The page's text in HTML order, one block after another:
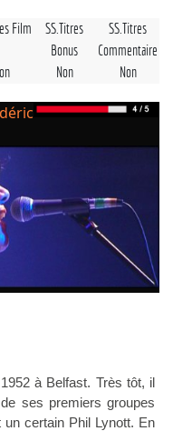
Film
SS.Titres
Bonus
SS.Titres
Commentaire
Non Non
à Belfast. Très tôt, il
ses premiers groupes
certain Phil Lynott. En